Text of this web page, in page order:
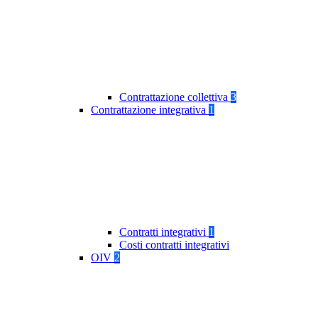
Contrattazione collettiva 3
Contrattazione integrativa 1
Contratti integrativi 1
Costi contratti integrativi
OIV 2